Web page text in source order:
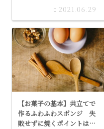
2021.06.29
【お菓子の基本】共立てで
作るふわふわスポンジ 失
敗せずに焼くポイントは潰